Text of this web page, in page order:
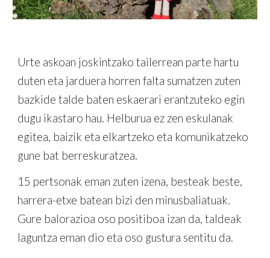
Urte askoan joskintzako tailerrean parte hartu
duten eta jarduera horren falta sumatzen zuten
bazkide talde baten eskaerari erantzuteko egin
dugu ikastaro hau. Helburua ez zen eskulanak
egitea, baizik eta elkartzeko eta komunikatzeko
gune bat berreskuratzea.
15 pertsonak eman zuten izena, besteak beste,
harrera-etxe batean bizi den minusbaliatuak.
Gure balorazioa oso positiboa izan da, taldeak
laguntza eman dio eta oso gustura sentitu da.